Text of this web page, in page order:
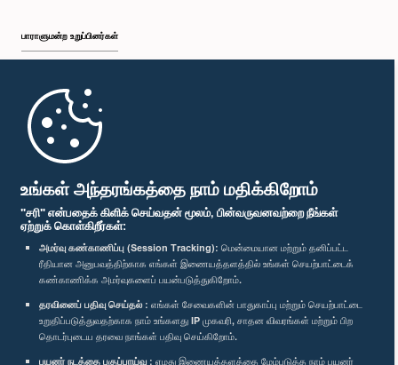
உங்கள் அந்தரங்கத்தை நாம் மதிக்கிறோம்
"சரி" என்பதைக் கிளிக் செய்வதன் மூலம், பின்வருவனவற்றை நீங்கள்
ஏற்றுக் கொள்கிறீர்கள்:
அமர்வு கண்காணிப்பு (Session Tracking): மென்மையான மற்றும் தனிப்பட்ட
ரீதியான அனுபவத்திற்காக எங்கள் இணையத்தளத்தில் உங்கள் செயற்பாட்டைக்
கண்காணிக்க அமர்வுகளைப் பயன்படுத்துகிறோம்.
தரவினைப் பதிவு செய்தல் : எங்கள் சேவைகளின் பாதுகாப்பு மற்றும் செயற்பாட்டை
உறுதிப்படுத்துவதற்காக நாம் உங்களது IP முகவரி, சாதன விவரங்கள் மற்றும் பிற
தொடர்புடைய தரவை நாங்கள் பதிவு செய்கிறோம்.
பயனர் நடத்தை பகுப்பாய்வு : எமது இணையத்தளத்தை மேம்படுத்த நாம் பயனர்
பாராளுமன்ற உறுப்பினர்கள்
முதற்பக்கம்
பாராளுமன்ற கையடக்க செயலி
எம்மை பின்தொடர்க :
விருதுகள்